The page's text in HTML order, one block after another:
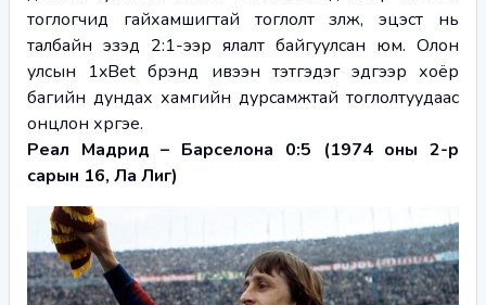
тоглогчид гайхамшигтай тоглолт үзүүлж, эцэст нь
талбайн эзэд 2:1-ээр ялалт байгуулсан юм. Олон
улсын 1xBet брэнд ивээн тэтгэдэг эдгээр хоёр
багийн дундах хамгийн дурсамжтай тоглолтуудаас
онцлон хүргэе.
Реал Мадрид – Барселона 0:5 (1974 оны 2-р
сарын 16, Ла Лиг)